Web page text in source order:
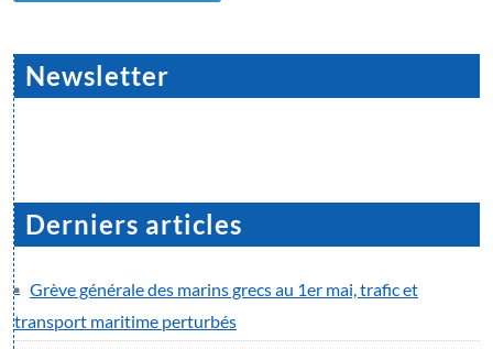
Newsletter
Derniers articles
Grève générale des marins grecs au 1er mai, trafic et
transport maritime perturbés